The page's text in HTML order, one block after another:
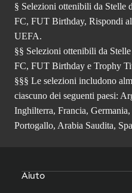
§ Selezioni ottenibili da Stelle
FC, FUT Birthday, Rispondi
UEFA.
§§ Selezioni ottenibili da
FC, FUT Birthday e Trophy
§§§ Le selezioni includono
ciascuno dei seguenti paesi:
Inghilterra, Francia, Germania,
Portogallo, Arabia Saudita,
Aiuto